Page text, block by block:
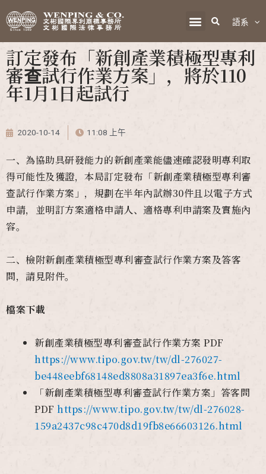
語系
訂定發布「新創產業積極型專利
審查試行作業方案」，將於110
年1月1日起試行
2020-10-14 11:08 上午
一、為協助具研發能力的新創產業能儘速確認發明專利取
得可能性及獲證，本局訂定發布「新創產業積極型專利審
查試行作業方案」，規劃在半年內試辦30件且以電子方式
申請，並明訂方案適格申請人、適格專利申請案及實施內
容。
二、檢附新創產業積極型專利審查試行作業方案及答客
問，請見附件。
檔案下載
新創產業積極型專利審查試行作業方案 PDF
https://www.tipo.gov.tw/tw/dl-276027-
be448eebf68148ed8808a31897ea3f6e.html
「新創產業積極型專利審查試行作業方案」答客問
PDF https://www.tipo.gov.tw/tw/dl-276028-
159a2437c98c470d8d19fb8e66603126.html